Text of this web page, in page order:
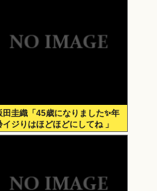
田圭織「45歳になりました✨年
イジりはほどほどにしてね 」